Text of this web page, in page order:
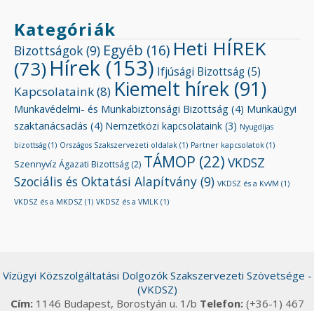
Kategóriák
Bizottságok (9) Egyéb (16) Heti HÍREK
(73)Hírek (153) Ifjúsági Bizottság(5)
Kapcsolataink(8) Kiemelt hírek (91)
Munkavédelmi- és Munkabiztonsági Bizottság (4) Munkaügyi
szaktanácsadás (4) Nemzetközi kapcsolataink (3) Nyugdíjas
bizottság (1) Országos Szakszervezeti oldalak (1) Partner kapcsolatok (1)
Szennyvíz Ágazati Bizottság (2) TÁMOP (22) VKDSZ
Szociális és Oktatási Alapítvány (9) VKDSZ és a KvVM (1)
VKDSZ és a MKDSZ (1) VKDSZ és a VMLK (1)
Vízügyi Közszolgáltatási Dolgozók Szakszervezeti Szövetsége -
(VKDSZ)
Cím: 1146 Budapest, Borostyán u. 1/b Telefon: (+36-1) 467